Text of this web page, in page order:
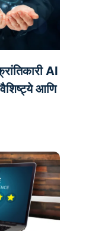
AI
आणि